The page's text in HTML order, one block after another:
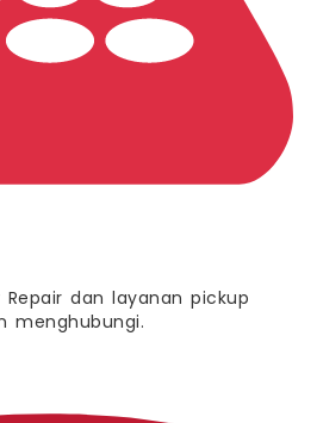
dan layanan pickup
menghubungi.